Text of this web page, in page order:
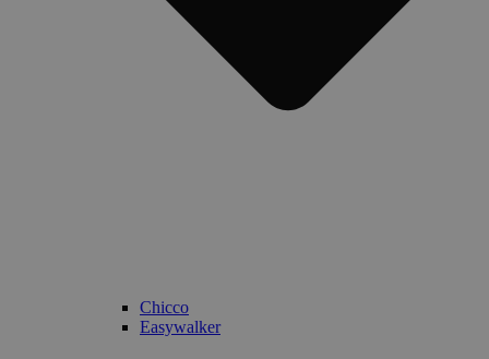
Chicco
Easywalker